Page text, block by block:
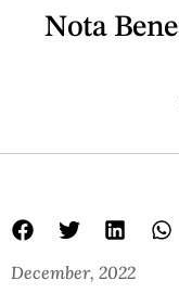
Nota
December, 2022